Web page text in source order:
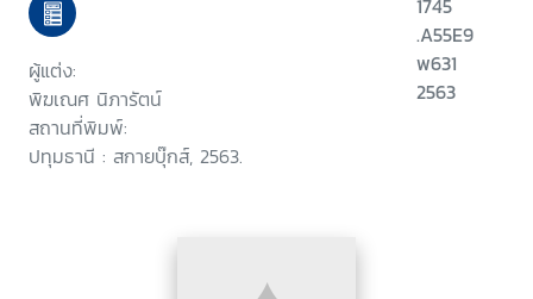
ผู้แต่ง:
พิฆเณศ นิภารัตน์
สถานที่พิมพ์:
ปทุมธานี : สกายบุ๊กส์, 2563.
1745
.A55E9
พ631
2563